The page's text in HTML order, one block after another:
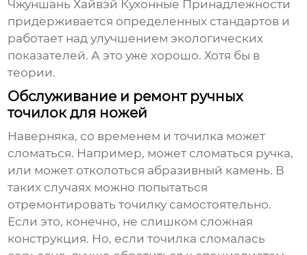
Чжуншань Хайвэй Кухонные Принадлежности
придерживается определенных стандартов и
работает над улучшением экологических
показателей. А это уже хорошо. Хотя бы в
теории.
Обслуживание и ремонт ручных
точилок для ножей
Наверняка, со временем и точилка может
сломаться. Например, может сломаться ручка,
или может отколоться абразивный камень. В
таких случаях можно попытаться
отремонтировать точилку самостоятельно.
Если это, конечно, не слишком сложная
конструкция. Но, если точилка сломалась